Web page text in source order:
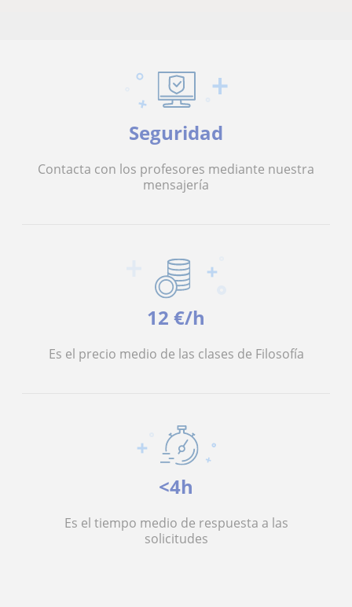
Seguridad
Contacta con los profesores mediante nuestra
mensajería
12 €/h
Es el precio medio de las clases de Filosofía
<4h
Es el tiempo medio de respuesta a las
solicitudes